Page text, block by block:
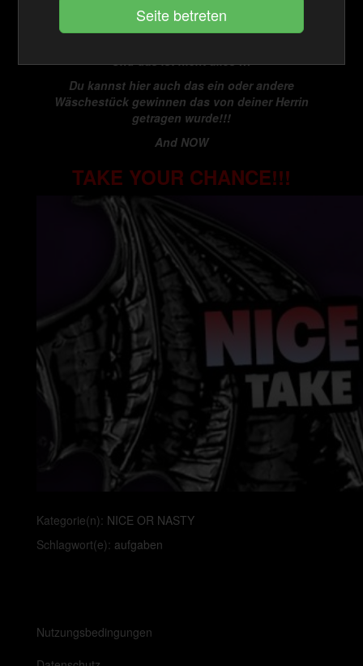
Wichsanleitung bis zur CBT Aufgabe ist alles dabei
.
Und das ist nicht alles !!!
Du kannst hier auch das ein oder andere
Wäschestück gewinnen das von deiner Herrin
getragen wurde!!!
And NOW
TAKE YOUR CHANCE!!!
Kategorie(n): NICE OR NASTY
Schlagwort(e): aufgaben
Nutzungsbedingungen